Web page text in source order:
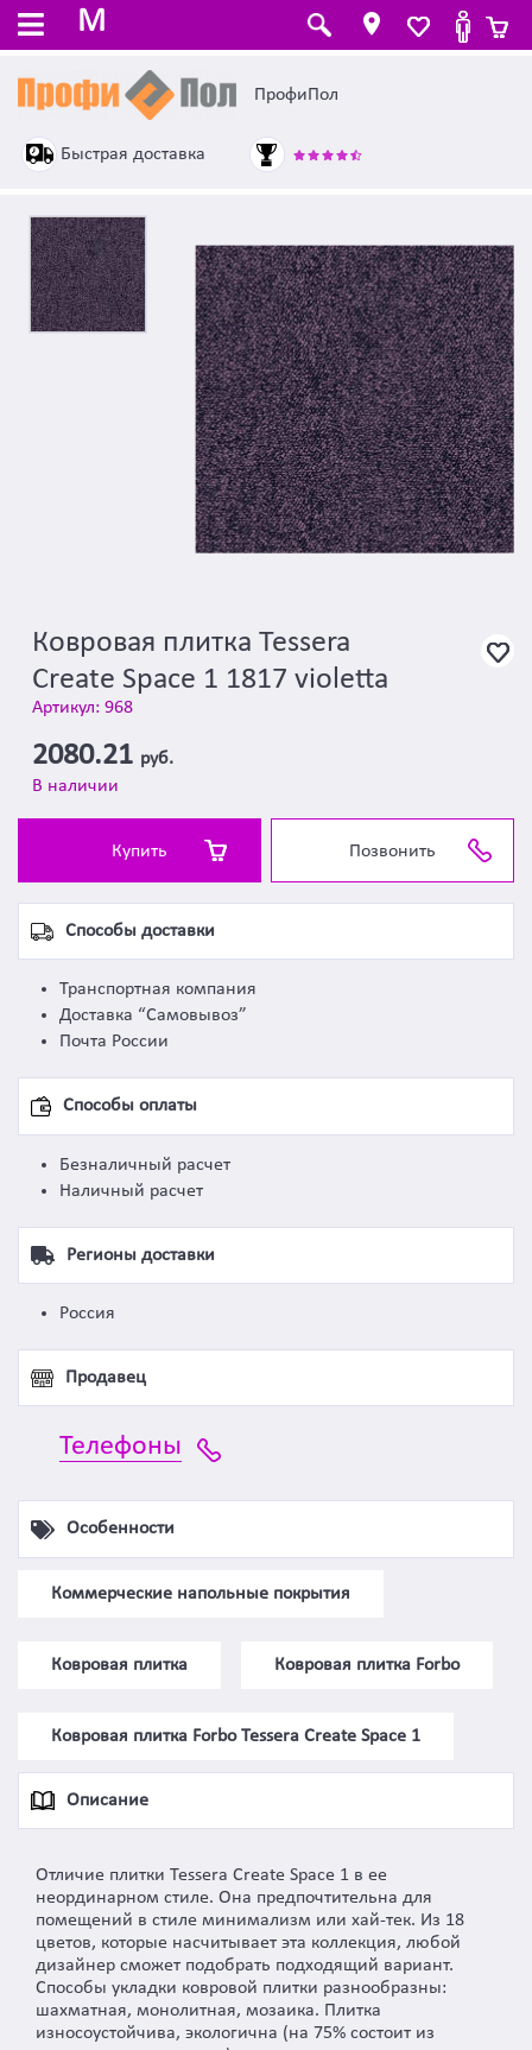
M
ПрофиПол
Быстрая доставка
Ковровая плитка Tessera
Create Space 1 1817 violetta
Артикул: 968
2080.21 руб.
В наличии
Купить Позвонить
Способы доставки
Транспортная компания
Доставка “Самовывоз”
Почта России
Способы оплаты
Безналичный расчет
Наличный расчет
Регионы доставки
Россия
Продавец
Телефоны
Особенности
Коммерческие напольные покрытия
Ковровая плитка Ковровая плитка Forbo
Ковровая плитка Forbo Tessera Create Space 1
Описание
Отличие плитки Tessera Create Space 1 в ее
неординарном стиле. Она предпочтительна для
помещений в стиле минимализм или хай-тек. Из 18
цветов, которые насчитывает эта коллекция, любой
дизайнер сможет подобрать подходящий вариант.
Способы укладки ковровой плитки разнообразны:
шахматная, монолитная, мозаика. Плитка
износоустойчива, экологична (на 75% состоит из